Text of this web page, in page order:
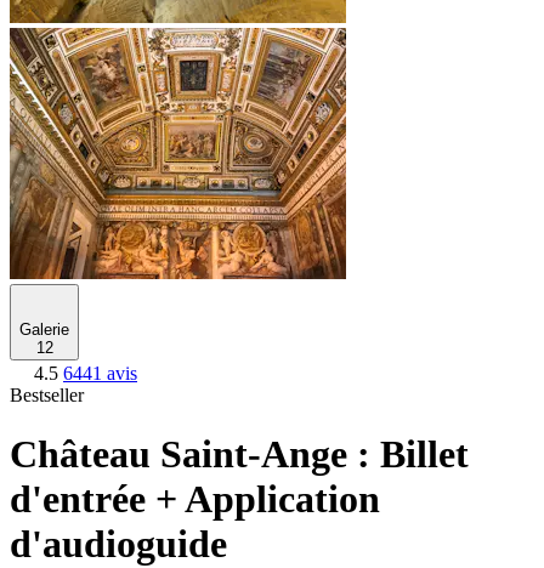
Galerie
12
4.5 6441 avis
Bestseller
Château Saint-Ange : Billet
d'entrée + Application
d'audioguide